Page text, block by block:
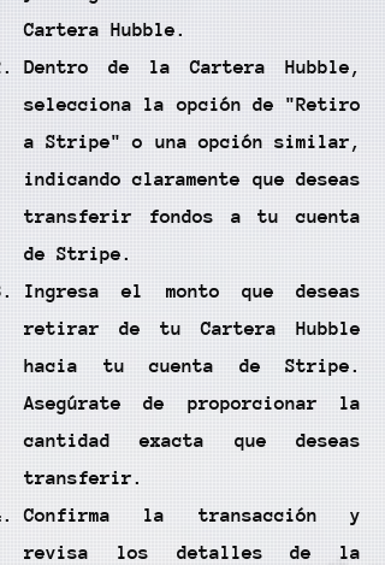
Cartera Hubble.
Dentro de la Cartera Hubble,
selecciona la opción de "Retiro
a Stripe" o una opción similar,
indicando claramente que deseas
transferir fondos a tu cuenta
de Stripe.
Ingresa el monto que deseas
retirar de tu Cartera Hubble
hacia tu cuenta de Stripe.
Asegúrate de proporcionar la
cantidad exacta que deseas
transferir.
Confirma la transacción y
revisa los detalles de la